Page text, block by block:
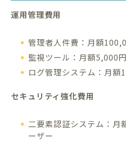
運用管理費用
管理者人件費：月額
監視ツール：月額5,000
ログ管理システム：月
セキュリティ強化費用
二要素認証システム：
ーザー